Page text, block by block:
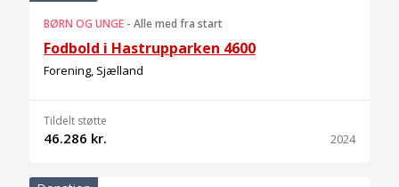
BØRN OG UNGE - Alle med fra start
Fodbold i Hastrupparken 4600
Forening, Sjælland
Tildelt støtte
46.286 kr. 2024